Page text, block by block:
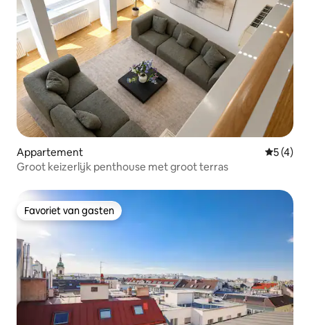
Appartement
5 (4)
Groot keizerlijk penthouse met groot terras
Favoriet van gasten
Favoriet van gasten